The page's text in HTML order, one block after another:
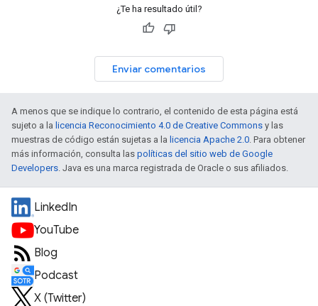
¿Te ha resultado útil?
Enviar comentarios
A menos que se indique lo contrario, el contenido de esta página está
sujeto a la licencia Reconocimiento 4.0 de Creative Commons y las
muestras de código están sujetas a la licencia Apache 2.0. Para obtener
más información, consulta las políticas del sitio web de Google
Developers. Java es una marca registrada de Oracle o sus afiliados.
LinkedIn
YouTube
Blog
Podcast
X (Twitter)